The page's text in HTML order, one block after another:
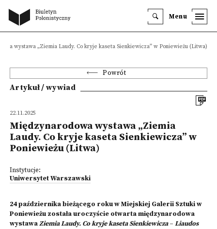
Menu
wystawa „Ziemia Laudy. Co kryje kaseta Sienkiewicza” w Poniewieżu (Litwa)
Powrót
Artykuł / wywiad
22.11.2025
Międzynarodowa wystawa „Ziemia
Laudy. Co kryje kaseta Sienkiewicza” w
Poniewieżu (Litwa)
Instytucje:
Uniwersytet Warszawski
24 października bieżącego roku w Miejskiej Galerii Sztuki w
Poniewieżu została uroczyście otwarta międzynarodowa
wystawaZiemia Laudy. Co kryje kaseta Sienkiewicza– Liaudos